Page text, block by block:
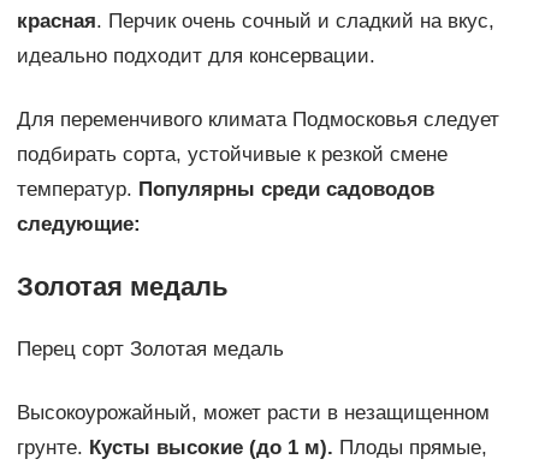
красная. Перчик очень сочный и сладкий на вкус,
идеально подходит для консервации.
Для переменчивого климата Подмосковья следует
подбирать сорта, устойчивые к резкой смене
температур. Популярны среди садоводов
следующие:
Золотая медаль
Перец сорт Золотая медаль
Высокоурожайный, может расти в незащищенном
грунте. Кусты высокие (до 1 м). Плоды прямые,